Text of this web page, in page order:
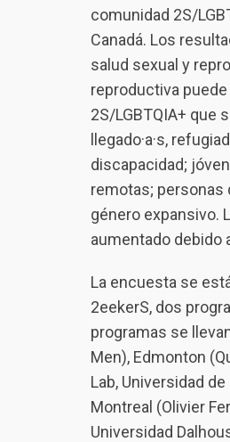
comunidad 2S/
Canadá. Los
salud sexual y
reproductiva puede
2S/LGBTQIA+ que
llegado·a·s,
discapacidad;
remotas; personas
género expansivo.
aumentado debido
La encuesta se
2eekerS, dos
programas se
Men), Edmonton
Lab, Universidad
Montreal (Olivier
Universidad